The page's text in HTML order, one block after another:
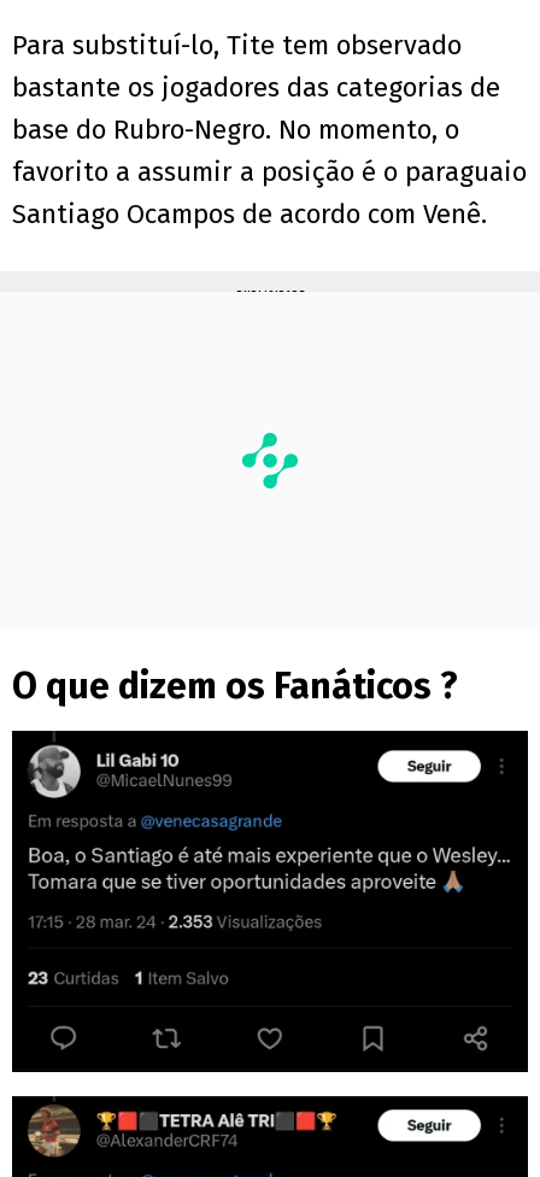
Para substituí-lo, Tite tem observado
bastante os jogadores das categorias de
base do Rubro-Negro. No momento, o
favorito a assumir a posição é o paraguaio
Santiago Ocampos de acordo com Venê.
PUBLICIDADE
O que dizem os Fanáticos ?